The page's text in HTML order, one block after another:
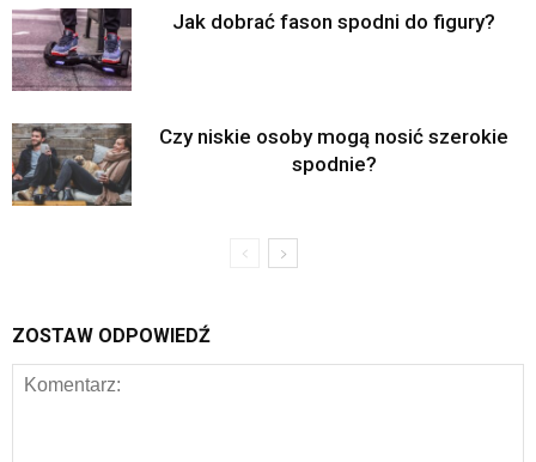
Jak dobrać fason spodni do figury?
Czy niskie osoby mogą nosić szerokie
spodnie?
ZOSTAW ODPOWIEDŹ